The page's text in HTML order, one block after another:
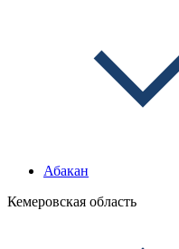
Абакан
Кемеровская область